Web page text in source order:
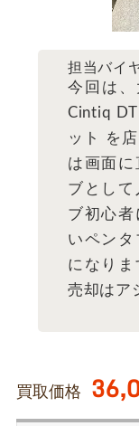
担当バイ
今回は、
Cintiq
ット を
は画面に
ブとして
ブ初心者
いペン
になり
売却はア
買取価格